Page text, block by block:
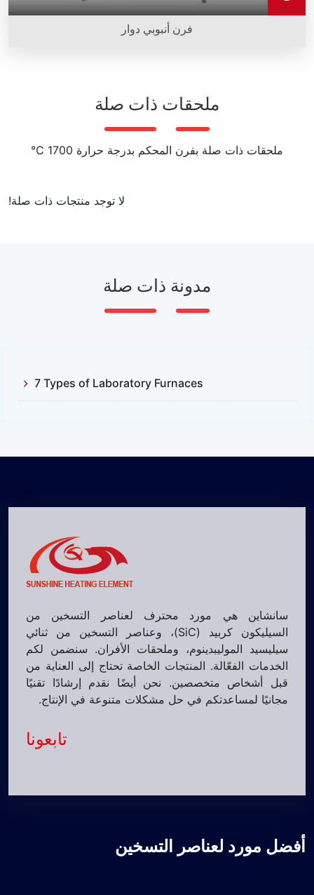
فرن أنبوبي دوار
في الإنتاج الصناعي والمختبرات.
ملحقات ذات صلة
ملحقات ذات صلة بفرن المحكم بدرجة حرارة 1700 ℃
لا توجد منتجات ذات صلة!
مدونة ذات صلة
7 Types of Laboratory Furnaces
سانشاين هي مورد محترف لعناصر التسخين من
السيليكون كربيد (SiC)، وعناصر التسخين من ثنائي
سيليسيد الموليبدينوم، وملحقات الأفران. سنضمن لكم
الخدمات الفعّالة. المنتجات الخاصة تحتاج إلى العناية من
قبل أشخاص متخصصين. نحن أيضًا نقدم إرشادًا تقنيًا
مجانيًا لمساعدتكم في حل مشكلات متنوعة في الإنتاج.
تابعونا
أفضل مورد لعناصر التسخين